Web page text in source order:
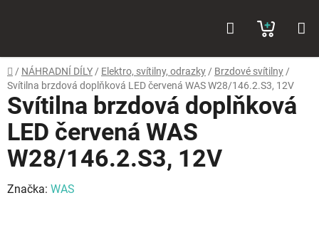
KOŠÍK
Domů
/ NÁHRADNÍ DÍLY / Elektro, svítilny, odrazky / Brzdové svítilny /
Svítilna brzdová doplňková LED červená WAS W28/146.2.S3, 12V
Svítilna brzdová doplňková
LED červená WAS
W28/146.2.S3, 12V
Značka: WAS